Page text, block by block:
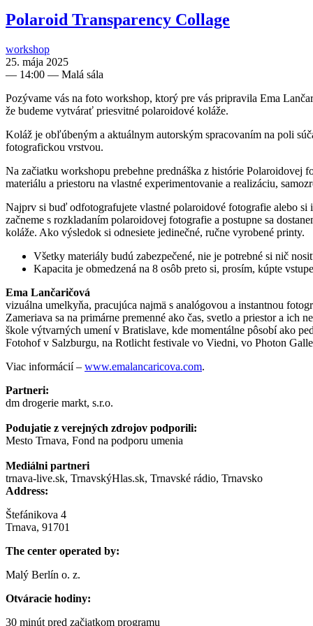
Polaroid Transparency Collage
workshop
25. mája 2025
— 14:00 — Malá sála
Pozývame vás na foto workshop, ktorý pre vás pripravila Ema
že budeme vytvárať priesvitné polaroidové koláže.
Koláž je obľúbeným a aktuálnym autorským spracovaním na poli
fotografickou vrstvou.
Na začiatku workshopu prebehne prednáška z histórie Polaroidovej
materiálu a priestoru na vlastné experimentovanie a realizáciu,
Najprv si buď odfotografujete vlastné polaroidové fotografie alebo
začneme s rozkladaním polaroidovej fotografie a postupne sa
koláže. Ako výsledok si odnesiete jedinečné, ručne vyrobené printy.
Všetky materiály budú zabezpečené, nie je potrebné si nič
Kapacita je obmedzená na 8 osôb preto si, prosím, kúpte
Ema Lančaričová
vizuálna umelkyňa, pracujúca najmä s analógovou a instantnou
Zameriava sa na primárne premenné ako čas, svetlo a priestor a
škole výtvarných umení v Bratislave, kde momentálne pôsobí ako
Fotohof v Salzburgu, na Rotlicht festivale vo Viedni, vo Photon
Viac informácií – www.emalancaricova.com.
Partneri:
dm drogerie markt, s.r.o.
Podujatie z verejných zdrojov podporili:
Mesto Trnava, Fond na podporu umenia
Mediálni partneri
trnava-live.sk, TrnavskýHlas.sk, Trnavské rádio, Trnavsko
Address:
Štefánikova 4
Trnava, 91701
The center operated by:
Malý Berlín o. z.
Otváracie hodiny:
30 minút pred začiatkom programu